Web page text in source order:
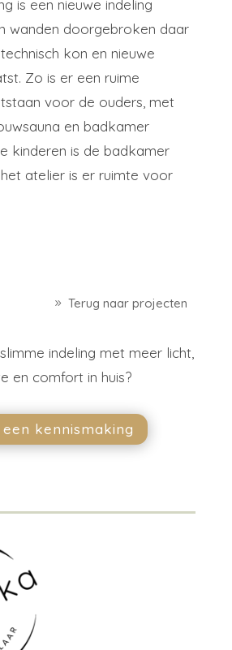
is een nieuwe indeling
wanden doorgebroken daar
kon en nieuwe
Zo is er een ruime
voor de ouders, met
en badkamer
kinderen is de badkamer
atelier is er ruimte voor
Terug naar projecten
indeling met meer licht,
en comfort in huis?
een kennismaking